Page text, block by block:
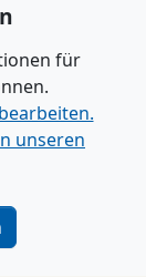
Spiegel
für
unseren